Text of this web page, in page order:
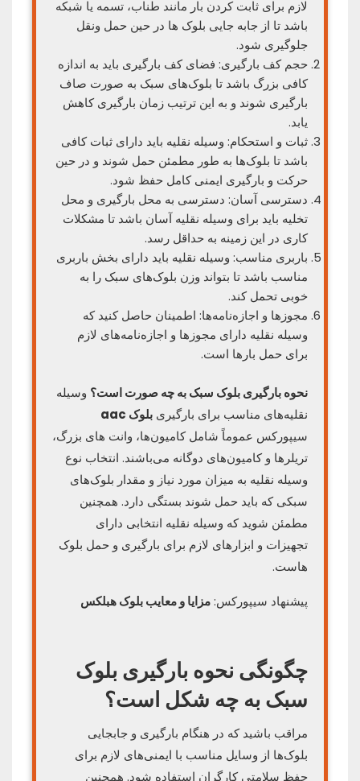
لازم برای ثابت کردن بار مانند طناب، تسمه یا شبکه
باشد تا از جابه جایی بلوک ها در حین حمل ونقل
جلوگیری شود.
حجم کف بارگیری: فضای کف بارگیری باید به اندازه
کافی بزرگ باشد تا بلوک‌های سبک به صورت صاف
بارگیری شوند و به این ترتیب زمان بارگیری کاهش
یابد.
ثبات و استحکام: وسیله نقلیه باید دارای ثبات کافی
باشد تا بلوک‌ها به طور مطمئن حمل شوند و در حین
حرکت و بارگیری ایمنی کامل حفظ شود.
دسترسی آسان: دسترسی به محل بارگیری و محل
تخلیه باید برای وسیله نقلیه آسان باشد تا مشکلات
کاری در این زمینه به حداقل رسد.
باربری مناسب: وسیله نقلیه باید دارای بخش باربری
مناسب باشد تا بتواند وزن بلوک‌های سبک را به
خوبی تحمل کند.
مجوزها و اجازه‌نامه‌ها: اطمینان حاصل کنید که
وسیله نقلیه دارای مجوزها و اجازه‌نامه‌های لازم
برای حمل بارها است.
نحوه بارگیری بلوک سبک به چه صورت است؟ وسیله
نقلیه‌های مناسب برای بارگیری بلوک‌ aac
سیپورکس عموماً شامل کامیون‌ها، وانت‌ های بزرگ،
تریلرها و کامیون‌های دوگانه می‌باشند. انتخاب نوع
وسیله نقلیه به میزان مورد نیاز و مقدار بلوک‌های
سبکی که باید حمل شوند بستگی دارد. همچنین
مطمئن شوید که وسیله نقلیه انتخابی دارای
تجهیزات و ابزارهای لازم برای بارگیری و حمل بلوک‌
هاست.
پیشنهاد سیپورکس:مزایا و معایب بلوک هبلکس
چگونگی نحوه بارگیری بلوک
سبک به چه شکل است؟
مراقب باشید که در هنگام بارگیری و جابجایی
بلوک‌ها از وسایل مناسب با ایمنی‌های لازم برای
حفظ سلامتی کارگران استفاده شود. همچنین